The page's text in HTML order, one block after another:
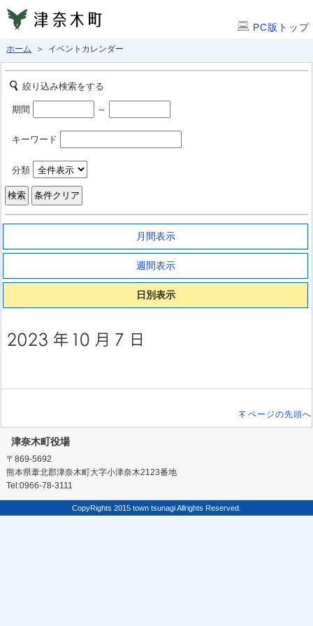
PC版トップ
ホーム ＞ イベントカレンダー
絞り込み検索をする
期間 ～
キーワード
分類
月間表示
週間表示
日別表示
ページの先頭へ
津奈木町役場
〒869-5692
熊本県葦北郡津奈木町大字小津奈木2123番地
Tel:0966-78-3111
CopyRights 2015 town tsunagi Allrights Reserved.